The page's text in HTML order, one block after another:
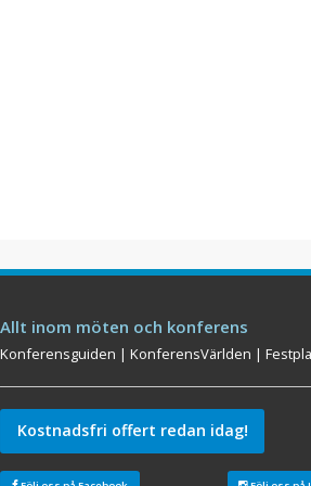
Allt inom möten och konferens
Konferensguiden |KonferensVärlden |
Kostnadsfri offert redan idag!